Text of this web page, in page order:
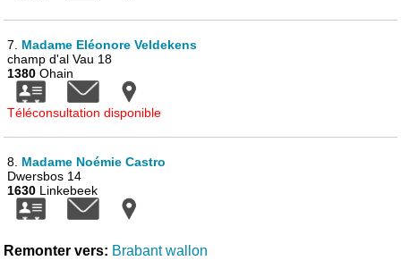
7. Madame Eléonore Veldekens
champ d'al Vau 18
1380 Ohain
Téléconsultation disponible
8. Madame Noémie Castro
Dwersbos 14
1630 Linkebeek
Remonter vers: Brabant wallon